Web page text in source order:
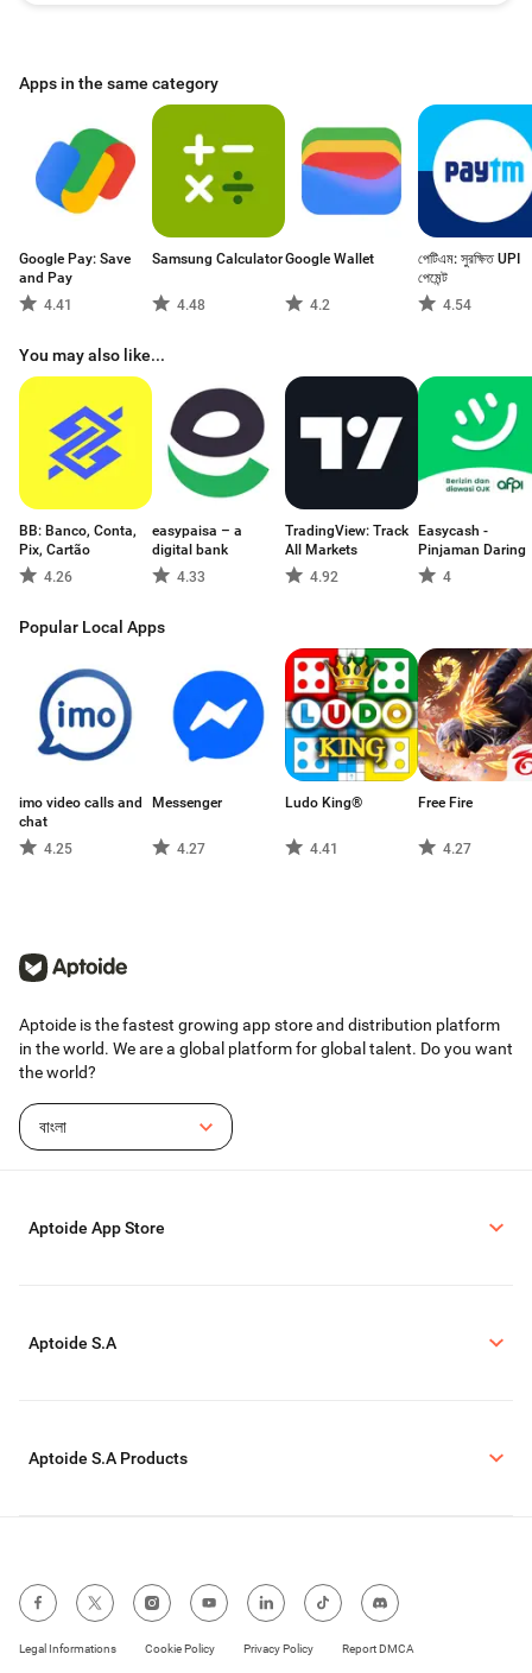
Apps in the same category
Google Pay: Save
and Pay
4.41
Samsung Calculator
4.48
Google Wallet
4.2
পেটিএম: সুরক্ষিত UPI
পেমেন্ট
4.54
You may also like...
BB: Banco, Conta,
Pix, Cartão
4.26
easypaisa – a
digital bank
4.33
TradingView: Track
All Markets
4.92
Easycash -
Pinjaman Daring
4
Popular Local Apps
imo video calls and
chat
4.25
Messenger
4.27
Ludo King®
4.41
Free Fire
4.27
Aptoide is the fastest growing app store and distribution platform
in the world. We are a global platform for global talent. Do you want
the world?
বাংলা
Aptoide App Store
Aptoide S.A
Aptoide S.A Products
Legal Informations Cookie Policy Privacy Policy Report DMCA